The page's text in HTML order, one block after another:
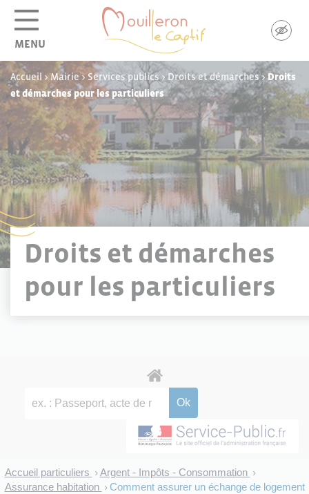
MENU
Accueil >Mairie> Services publics>Droits et démarches>Droits
et démarches pour les particuliers
Droits et démarches
pour les particuliers
Accueil particuliers > Argent - Impôts - Consommation >
Assurance habitation > Comment assurer un échange de logement
Panneau de gestion des cookies